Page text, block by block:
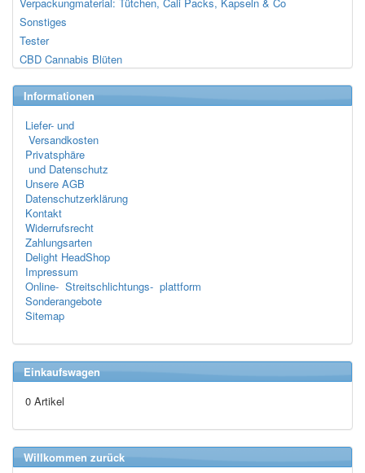
Sonstiges
Tester
CBD Cannabis Blüten
Informationen
Liefer- und
Versandkosten
Privatsphäre
und Datenschutz
Unsere AGB
Datenschutzerklärung
Kontakt
Widerrufsrecht
Zahlungsarten
Delight HeadShop
Impressum
Online- Streitschlichtungs- plattform
Sonderangebote
Sitemap
Einkaufswagen
0 Artikel
Willkommen zurück